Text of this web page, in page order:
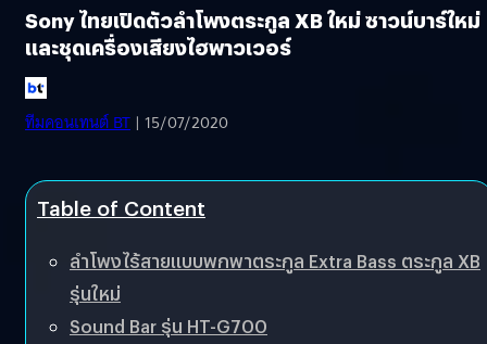
Sony ไทยเปิดตัวลำโพงตระกูล XB ใหม่ ซาวน์บาร์ใหม่
และชุดเครื่องเสียงไฮพาวเวอร์
ทีมคอนเทนต์ BT | 15/07/2020
Table of Content
ลำโพงไร้สายแบบพกพาตระกูล Extra Bass ตระกูล XB
รุ่นใหม่
Sound Bar รุ่น HT-G700